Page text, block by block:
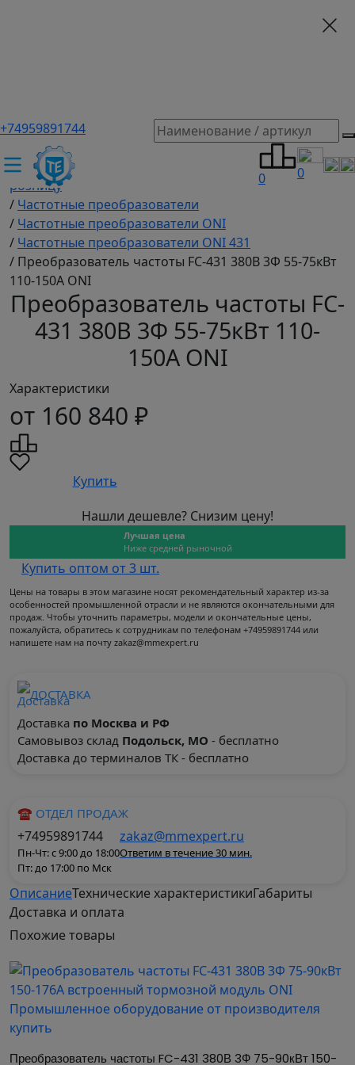
+74959891744
0 0
ТЕХЭКСПЕРТ российский производитель частотные
преобразователи, насосы, и вентиляция
/Промышленное оборудование купить оптом и в
розницу
/ Частотные преобразователи
/ Частотные преобразователи ONI
/ Частотные преобразователи ONI 431
/ Преобразователь частоты FC-431 380В 3Ф 55-75кВт
110-150А ONI
Преобразователь частоты FC-
431 380В 3Ф 55-75кВт 110-
150А ONI
Характеристики
от 160 840 ₽
Купить
Нашли дешевле? Снизим цену!
Лучшая цена
Ниже средней рыночной
Купить оптом от 3 шт.
Цены на товары в этом магазине носят рекомендательный характер из-за
особенностей промышленной отрасли и не являются окончательными для
продаж. Чтобы уточнить параметры, модели и окончательные цены,
пожалуйста, обратитесь к сотрудникам по телефонам +74959891744 или
напишете нам на почту zakaz@mmexpert.ru
ДОСТАВКА
Доставка по Москва и РФ
Самовывоз склад Подольск, МО - бесплатно
Доставка до терминалов ТК - бесплатно
☎ ОТДЕЛ ПРОДАЖ
+74959891744
Пн-Чт: с 9:00 до 18:00
Пт: до 17:00 по Мск
zakaz@mmexpert.ru
Ответим в течение 30 мин.
ОписаниеТехнические характеристикиГабариты
Доставка и оплата
Преобразователь частоты FC-
431 380В 3Ф 55-75кВт 110-150А
ONI
Выход мощность при номин выход напряжении, кВт
75.00
Выходной ток HD-реж постоянной нагрузки, А
Поддержка протокола MODBUS
Да
Похожие товары
Преобразователь частоты FC-431 380В 3Ф 75-90кВт 150-